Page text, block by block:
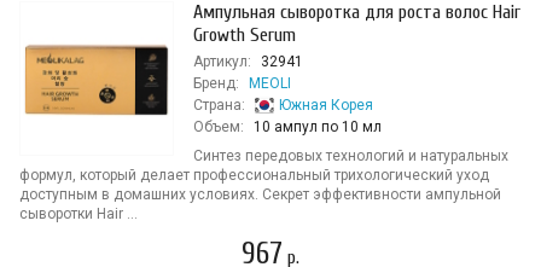
Ампульная сыворотка для роста волос Hair
Growth Serum
Артикул:
32941
Бренд:
MEOLI
Страна:
Южная Корея
Объем:
10 ампул по 10 мл
Синтез передовых технологий и натуральных
формул, который делает профессиональный трихологический уход
доступным в домашних условиях. Секрет эффективности ампульной
сыворотки Hair ...
967 р.